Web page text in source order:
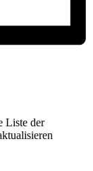
Liste der